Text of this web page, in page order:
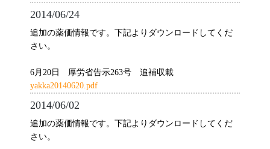
2014/06/24
追加の薬価情報です。下記よりダウンロードしてくだ
さい。
6月20日 厚労省告示263号 追補収載
yakka20140620.pdf
2014/06/02
追加の薬価情報です。下記よりダウンロードしてくだ
さい。